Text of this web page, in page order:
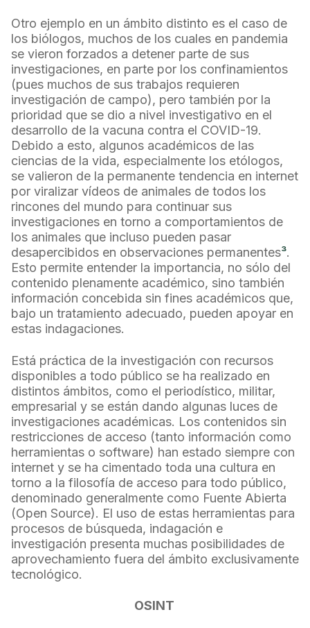
Otro ejemplo en un ámbito distinto es el caso de
los biólogos, muchos de los cuales en pandemia
se vieron forzados a detener parte de sus
investigaciones, en parte por los confinamientos
(pues muchos de sus trabajos requieren
investigación de campo), pero también por la
prioridad que se dio a nivel investigativo en el
desarrollo de la vacuna contra el COVID-19.
Debido a esto, algunos académicos de las
ciencias de la vida, especialmente los etólogos,
se valieron de la permanente tendencia en internet
por viralizar vídeos de animales de todos los
rincones del mundo para continuar sus
investigaciones en torno a comportamientos de
los animales que incluso pueden pasar
desapercibidos en observaciones permanentes³.
Esto permite entender la importancia, no sólo del
contenido plenamente académico, sino también
información concebida sin fines académicos que,
bajo un tratamiento adecuado, pueden apoyar en
estas indagaciones.
Está práctica de la investigación con recursos
disponibles a todo público se ha realizado en
distintos ámbitos, como el periodístico, militar,
empresarial y se están dando algunas luces de
investigaciones académicas. Los contenidos sin
restricciones de acceso (tanto información como
herramientas o software) han estado siempre con
internet y se ha cimentado toda una cultura en
torno a la filosofía de acceso para todo público,
denominado generalmente como Fuente Abierta
(Open Source). El uso de estas herramientas para
procesos de búsqueda, indagación e
investigación presenta muchas posibilidades de
aprovechamiento fuera del ámbito exclusivamente
tecnológico.
OSINT